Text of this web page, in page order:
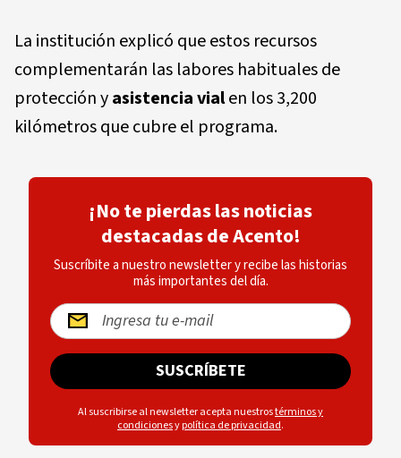
La institución explicó que estos recursos
complementarán las labores habituales de
protección yasistencia vialen los 3,200
kilómetros que cubre el programa.
¡No te pierdas las noticias
destacadas de Acento!
Suscríbite a nuestro newsletter y recibe las historias
más importantes del día.
SUSCRÍBETE
Al suscribirse al newsletter acepta nuestrostérminos y
condicionesypolítica de privacidad.